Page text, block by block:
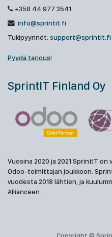
+358 44 977 3541
info@sprintit.fi
Tukipyynnöt: support@sprintit.fi
Pyydä tarjous!
SprintIT Finland Oy
Vuosina 2020 ja 2021 SprintIT
Odoo-toimittajan joukkoon.
vuodesta 2018 lähtien, ja
Allianceen.
Copyright ©